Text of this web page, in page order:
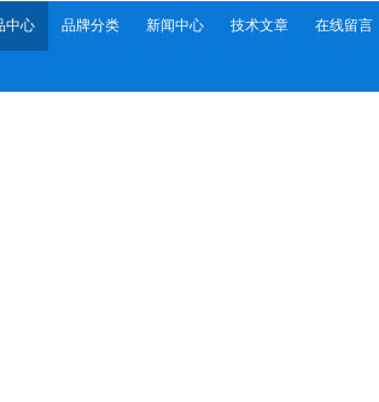
中心 品牌分类 新闻中心 技术文章 在线留言